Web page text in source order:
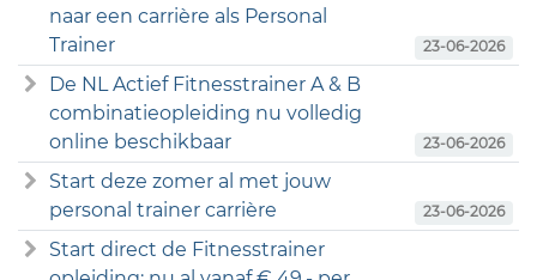
naar een carrière als Personal
Trainer
23-06-2026
De NL Actief Fitnesstrainer A & B
combinatieopleiding nu volledig
online beschikbaar
23-06-2026
Start deze zomer al met jouw
personal trainer carrière
23-06-2026
Start direct de Fitnesstrainer